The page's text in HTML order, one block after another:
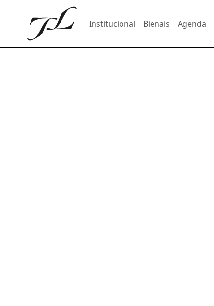
Institucional Bienais Agenda